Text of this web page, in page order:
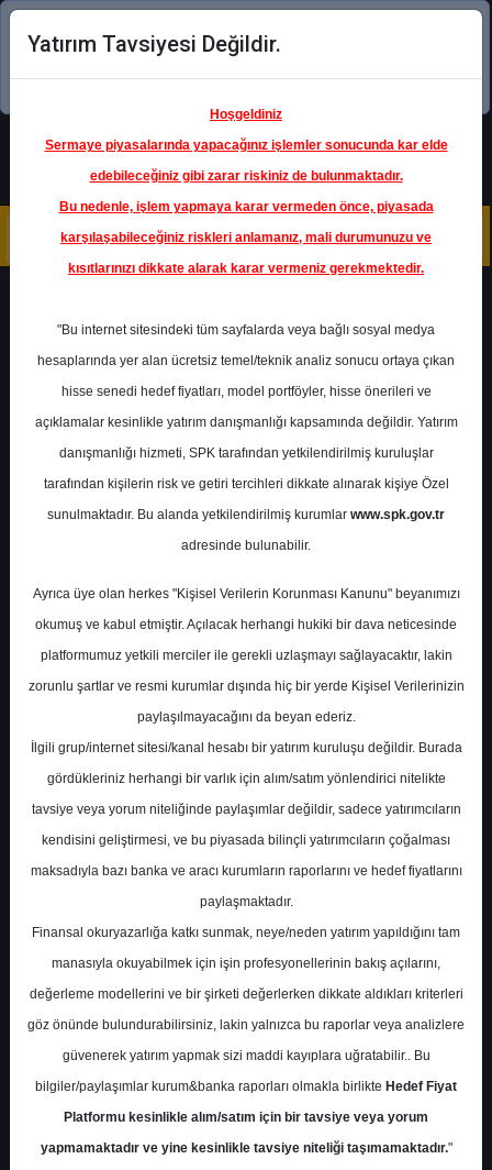
Şimdi uygulamayı indirin!
Ana Sayfa
Raporlar
İntegral Yatırım
Rapor Detay
Kasım-2025 Sigortacılık
Sektörü Prim Üretim
İntegral Yatırım 24 Aralık 2025
A- A+
Kasım-2025 Sigortacılık Sektörü Prim
Üretim Raporu
Çarşamba, 24 Aralık 2025 00:00
S.No Dosya Adı İndir
integral-yatirim-kasim-ayi-
sigorta-prim-uretimi-2025
İlgili
İndir
Yatırım Tavsiyesi Değildir.
Hoşgeldiniz
Sermaye piyasalarında yapacağınız işlemler sonucunda kar elde
edebileceğiniz gibi zarar riskiniz de bulunmaktadır.
Bu nedenle, işlem yapmaya karar vermeden önce, piyasada
karşılaşabileceğiniz riskleri anlamanız, mali durumunuzu ve
kısıtlarınızı dikkate alarak karar vermeniz gerekmektedir.
"Bu internet sitesindeki tüm sayfalarda veya bağlı sosyal medya
hesaplarında yer alan ücretsiz temel/teknik analiz sonucu ortaya çıkan
hisse senedi hedef fiyatları, model portföyler, hisse önerileri ve
açıklamalar kesinlikle yatırım danışmanlığı kapsamında değildir. Yatırım
danışmanlığı hizmeti, SPK tarafından yetkilendirilmiş kuruluşlar
tarafından kişilerin risk ve getiri tercihleri dikkate alınarak kişiye Özel
sunulmaktadır. Bu alanda yetkilendirilmiş kurumlar www.spk.gov.tr
adresinde bulunabilir.
Ayrıca üye olan herkes "Kişisel Verilerin Korunması Kanunu" beyanımızı
okumuş ve kabul etmiştir. Açılacak herhangi hukiki bir dava neticesinde
platformumuz yetkili merciler ile gerekli uzlaşmayı sağlayacaktır, lakin
zorunlu şartlar ve resmi kurumlar dışında hiç bir yerde Kişisel Verilerinizin
paylaşılmayacağını da beyan ederiz.
İlgili grup/internet sitesi/kanal hesabı bir yatırım kuruluşu değildir. Burada
gördükleriniz herhangi bir varlık için alım/satım yönlendirici nitelikte
tavsiye veya yorum niteliğinde paylaşımlar değildir, sadece yatırımcıların
kendisini geliştirmesi, ve bu piyasada bilinçli yatırımcıların çoğalması
maksadıyla bazı banka ve aracı kurumların raporlarını ve hedef fiyatlarını
paylaşmaktadır.
Finansal okuryazarlığa katkı sunmak, neye/neden yatırım yapıldığını tam
manasıyla okuyabilmek için işin profesyonellerinin bakış açılarını,
değerleme modellerini ve bir şirketi değerlerken dikkate aldıkları kriterleri
göz önünde bulundurabilirsiniz, lakin yalnızca bu raporlar veya analizlere
güvenerek yatırım yapmak sizi maddi kayıplara uğratabilir.. Bu
bilgiler/paylaşımlar kurum&banka raporları olmakla birlikte Hedef Fiyat
Platformu kesinlikle alım/satım için bir tavsiye veya yorum
yapmamaktadır ve yine kesinlikle tavsiye niteliği taşımamaktadır."